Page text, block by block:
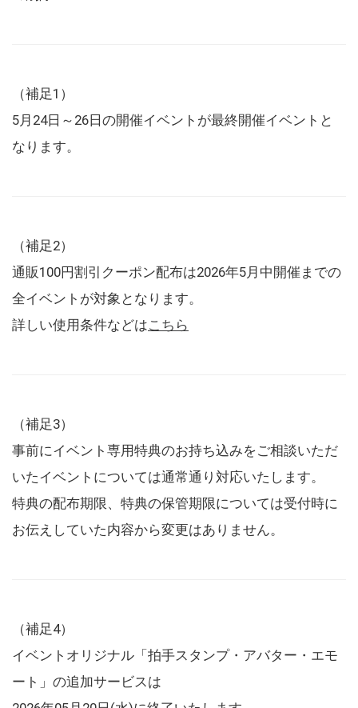
（補足1）
5月24日～26日の開催イベントが最終開催イベントと
なります。
（補足2）
通販100円割引クーポン配布は2026年5月中開催までの
全イベントが対象となります。
詳しい使用条件などはこちら
（補足3）
事前にイベント専用特典のお持ち込みをご相談いただ
いたイベントについては通常通り対応いたします。
特典の配布期限、特典の保管期限については受付時に
お伝えしていた内容から変更はありません。
（補足4）
イベントオリジナル「拍手スタンプ・アバター・エモ
ート」の追加サービスは